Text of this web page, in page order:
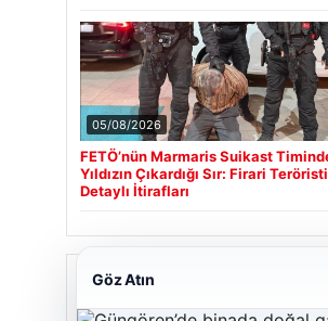
05/08/2026
FETÖ’nün Marmaris Suikast
Yıldızın Çıkardığı Sır: Firari
Detaylı İtirafları
Son Eklenen Firmalar
Göz Atın